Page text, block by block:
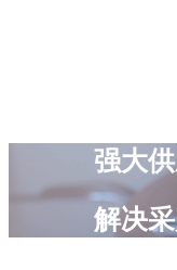
强大
解决